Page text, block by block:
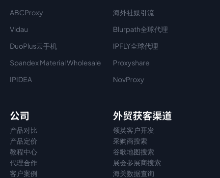
ABCProxy
海外社媒引流
Vidau
Blurpath全球代理
DuoPlus云手机
IPFLY全球代理
Spandex Material Wholesale​
Proxyshare
IPIDEA
NovProxy
公司
产品对比
产品定价
教程中心
代理合作
客户案例
外贸获客渠道
领英客户开发
采购商搜索
谷歌地图搜索
展会参展商搜索
海关数据查询